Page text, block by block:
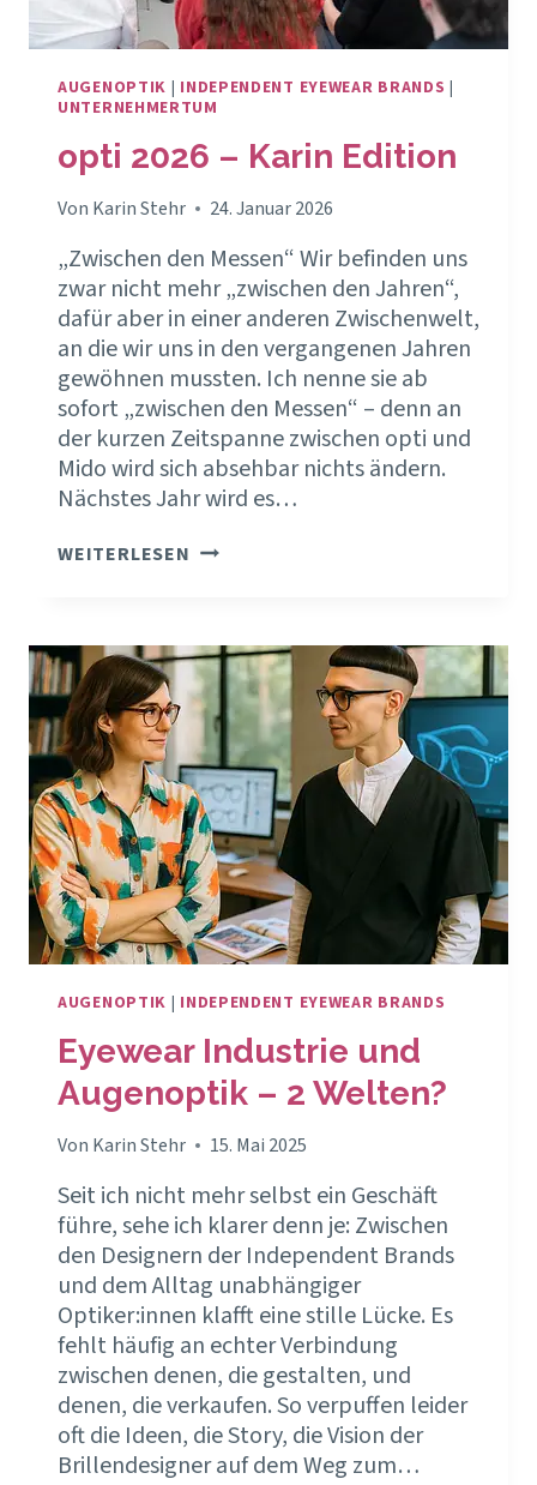
AUGENOPTIK | INDEPENDENT EYEWEAR BRANDS |
UNTERNEHMERTUM
opti 2026 – Karin Edition
Von Karin Stehr 24. Januar 2026
„Zwischen den Messen“ Wir befinden uns
zwar nicht mehr „zwischen den Jahren“,
dafür aber in einer anderen Zwischenwelt,
an die wir uns in den vergangenen Jahren
gewöhnen mussten. Ich nenne sie ab
sofort „zwischen den Messen“ – denn an
der kurzen Zeitspanne zwischen opti und
Mido wird sich absehbar nichts ändern.
Nächstes Jahr wird es…
WEITERLESEN OPTI
EDITION
AUGENOPTIK | INDEPENDENT EYEWEAR BRANDS
Eyewear Industrie und
Augenoptik – 2 Welten?
Von Karin Stehr 15. Mai 2025
Seit ich nicht mehr selbst ein Geschäft
führe, sehe ich klarer denn je: Zwischen
den Designern der Independent Brands
und dem Alltag unabhängiger
Optiker:innen klafft eine stille Lücke. Es
fehlt häufig an echter Verbindung
zwischen denen, die gestalten, und
denen, die verkaufen. So verpuffen leider
oft die Ideen, die Story, die Vision der
Brillendesigner auf dem Weg zum…